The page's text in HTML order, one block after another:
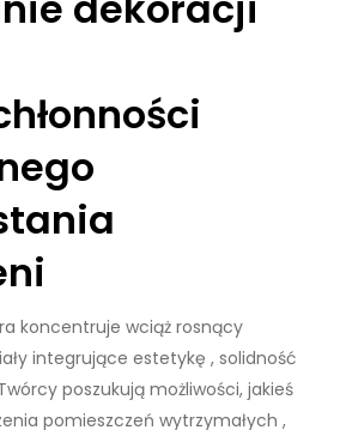
koncentruje wciąż rosnący
integrujące estetykę , solidność
poszukują możliwości, jakieś
pomieszczeń wytrzymałych ,